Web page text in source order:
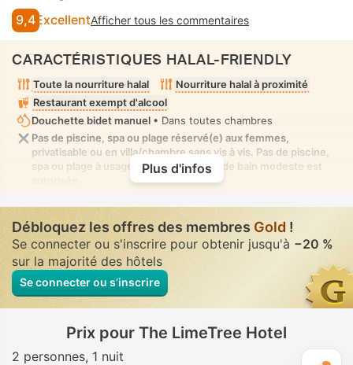
9,4 ExcellentAfficher tous les commentaires
CARACTÉRISTIQUES HALAL-FRIENDLY
Toute la nourriture halal
Nourriture halal à proximité
Restaurant exempt d'alcool
Douchette bidet manuel • Dans toutes chambres
Pas de piscine, spa ou plage réservé(e) aux femmes,
privatisable ou en villa/chambre sans vis à vis. Pas de piscine,
spa ou plage à usage mixte où la tenue de bain modeste est
Plus d'infos
Débloquez les offres des membres Gold !
Se connecter ou s'inscrire pour obtenir jusqu'à −20 %
sur la majorité des hôtels
Se connecter ou s’inscrire
Prix pour The LimeTree Hotel
2 personnes 1 nuit